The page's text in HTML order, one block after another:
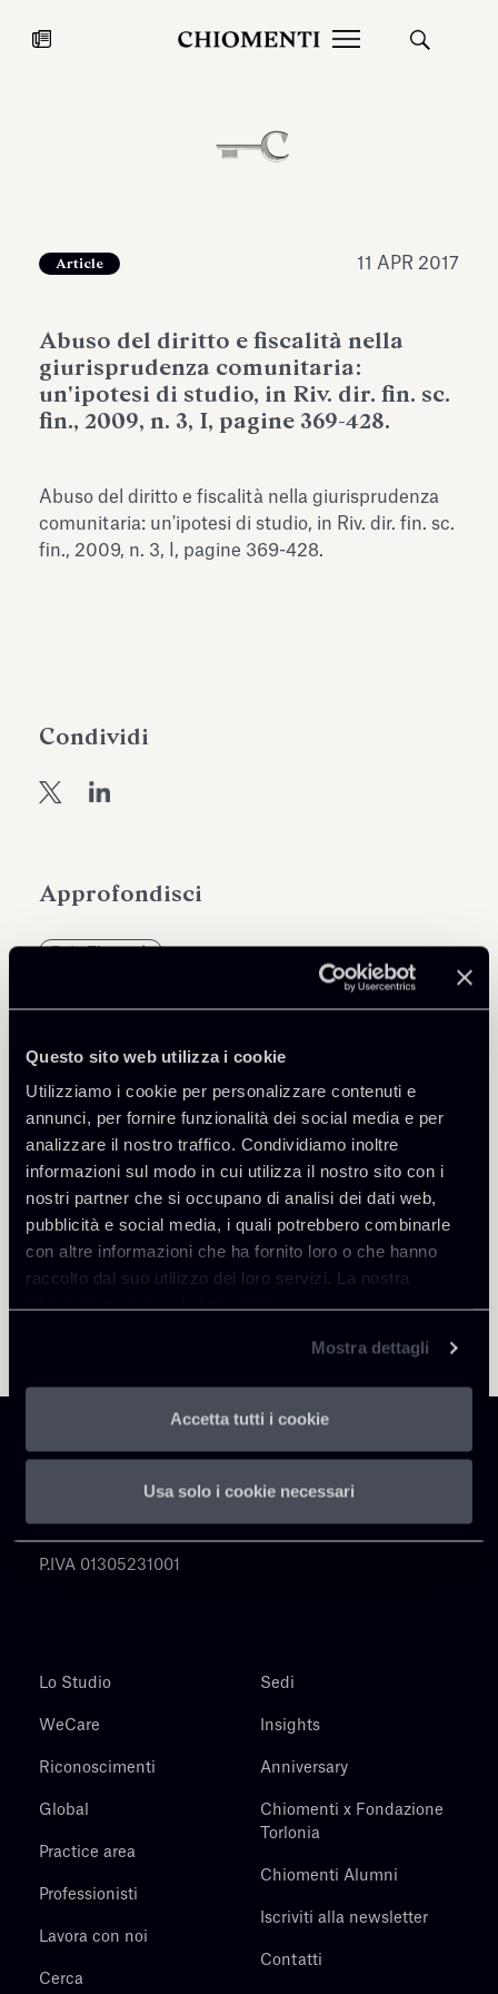
Questo sito web utilizza i cookie
Utilizziamo i cookie per personalizzare contenuti e
annunci, per fornire funzionalità dei social media e per
analizzare il nostro traffico. Condividiamo inoltre
informazioni sul modo in cui utilizza il nostro sito con i
nostri partner che si occupano di analisi dei dati web,
pubblicità e social media, i quali potrebbero combinarle
con altre informazioni che ha fornito loro o che hanno
raccolto dal suo utilizzo dei loro servizi. La nostra
informativa privacy è disponibilequi.
Mostra dettagli
Accetta tutti i cookie
Usa solo i cookie necessari
27 LUG 2026
ampliando gli spazi espositivi
dell’Antiquarium di Villa Albani
Torlonia
Leggi tutto
Approfondisci
Debt Finance
Article 11 APR 2017
Abuso del diritto e fiscalità nella
giurisprudenza comunitaria:
un'ipotesi di studio, in Riv. dir. fin. sc.
fin., 2009, n. 3, I, pagine 369-428.
Abuso del diritto e fiscalità nella giurisprudenza
comunitaria: un'ipotesi di studio, in Riv. dir. fin. sc.
fin., 2009, n. 3, I, pagine 369-428.
Condividi
Torna agli Insights
Chiomenti
P.IVA 01305231001
Lo Studio
WeCare
Riconoscimenti
Global
Practice area
Professionisti
Lavora con noi
Cerca
Sedi
Insights
Anniversary
Chiomenti x Fondazione
Torlonia
Chiomenti Alumni
Iscriviti alla newsletter
Contatti